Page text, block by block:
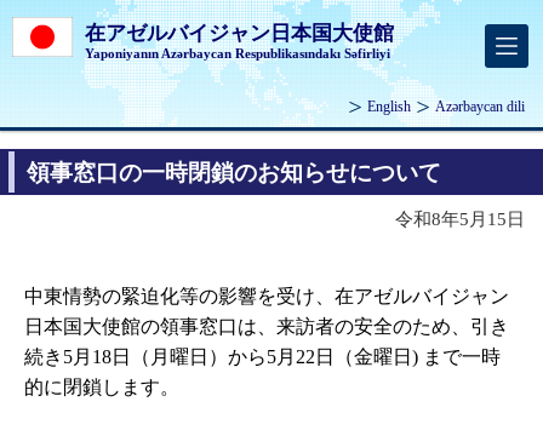
在アゼルバイジャン日本国大使館
Yaponiyanın Azərbaycan Respublikasındakı Səfirliyi
English Azərbaycan dili
領事窓口の一時閉鎖のお知らせについて
令和8年5月15日
中東情勢の緊迫化等の影響を受け、在アゼルバイジャン
日本国大使館の領事窓口は、来訪者の安全のため、引き
続き5月18日（月曜日）から5月22日（金曜日) まで一時
的に閉鎖します。